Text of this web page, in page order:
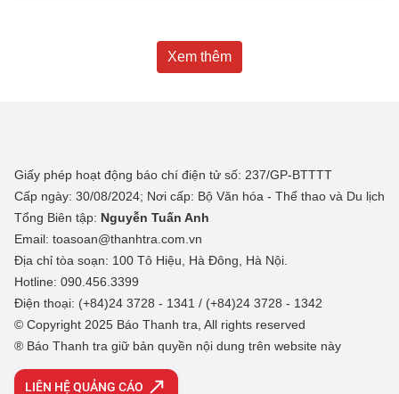
Xem thêm
Giấy phép hoạt động báo chí điện tử số: 237/GP-BTTTT
Cấp ngày: 30/08/2024; Nơi cấp: Bộ Văn hóa - Thể thao và Du lịch
Tổng Biên tập: Nguyễn Tuấn Anh
Email: toasoan@thanhtra.com.vn
Địa chỉ tòa soạn: 100 Tô Hiệu, Hà Đông, Hà Nội.
Hotline: 090.456.3399
Điện thoại: (+84)24 3728 - 1341 / (+84)24 3728 - 1342
© Copyright 2025 Báo Thanh tra, All rights reserved
® Báo Thanh tra giữ bản quyền nội dung trên website này
LIÊN HỆ QUẢNG CÁO